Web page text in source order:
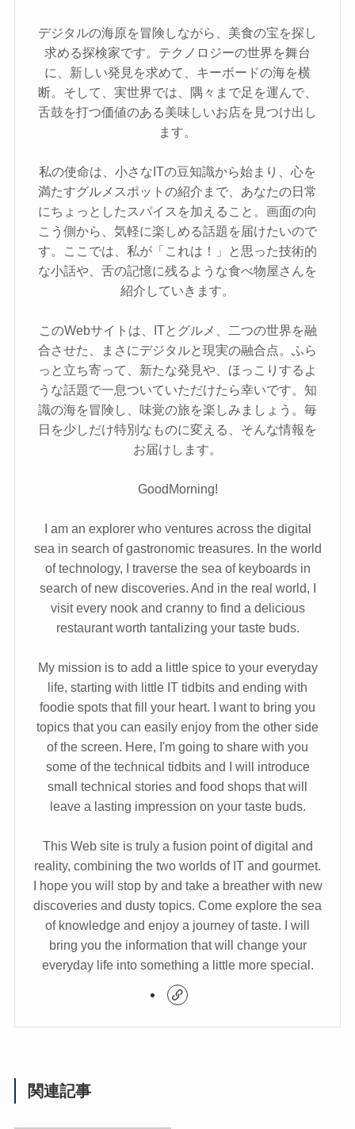
デジタルの海原を冒険しながら、美食の宝を探し
求める探検家です。テクノロジーの世界を舞台
に、新しい発見を求めて、キーボードの海を横
断。そして、実世界では、隅々まで足を運んで、
舌鼓を打つ価値のある美味しいお店を見つけ出し
ます。
私の使命は、小さなITの豆知識から始まり、心を
満たすグルメスポットの紹介まで、あなたの日常
にちょっとしたスパイスを加えること。画面の向
こう側から、気軽に楽しめる話題を届けたいので
す。ここでは、私が「これは！」と思った技術的
な小話や、舌の記憶に残るような食べ物屋さんを
紹介していきます。
このWebサイトは、ITとグルメ、二つの世界を融
合させた、まさにデジタルと現実の融合点。ふら
っと立ち寄って、新たな発見や、ほっこりするよ
うな話題で一息ついていただけたら幸いです。知
識の海を冒険し、味覚の旅を楽しみましょう。毎
日を少しだけ特別なものに変える、そんな情報を
お届けします。
GoodMorning!
I am an explorer who ventures across the digital
sea in search of gastronomic treasures. In the world
of technology, I traverse the sea of keyboards in
search of new discoveries. And in the real world, I
visit every nook and cranny to find a delicious
restaurant worth tantalizing your taste buds.
My mission is to add a little spice to your everyday
life, starting with little IT tidbits and ending with
foodie spots that fill your heart. I want to bring you
topics that you can easily enjoy from the other side
of the screen. Here, I'm going to share with you
some of the technical tidbits and I will introduce
small technical stories and food shops that will
leave a lasting impression on your taste buds.
This Web site is truly a fusion point of digital and
reality, combining the two worlds of IT and gourmet.
I hope you will stop by and take a breather with new
discoveries and dusty topics. Come explore the sea
of knowledge and enjoy a journey of taste. I will
bring you the information that will change your
everyday life into something a little more special.
関連記事